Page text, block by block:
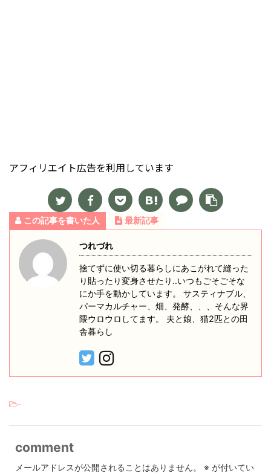
アフィリエイト広告を利用しています
この記事を書いた人 最新記事
つれづれ
捨てずに使い切る暮らしにあこがれて縫った
り貼ったり変身させたり‥いつもごそごそな
にか手を動かしています。 サスティナブル、
パーマカルチャー、畑、発酵、、、そんな界
隈ウロウロしてます。 夫と娘、猫2匹との田
舎暮らし
-
comment
メールアドレスが公開されることはありません。 ※ が付いてい